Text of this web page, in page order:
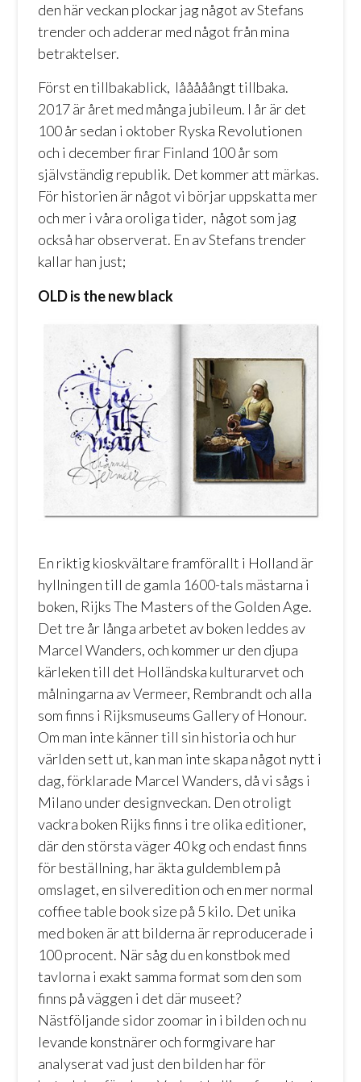
den här veckan plockar jag något av Stefans
trender och adderar med något från mina
betraktelser.
Först en tillbakablick, lååååångt tillbaka.
2017 är året med många jubileum. I år är det
100 år sedan i oktober Ryska Revolutionen
och i december firar Finland 100 år som
självständig republik. Det kommer att märkas.
För historien är något vi börjar uppskatta mer
och mer i våra oroliga tider, något som jag
också har observerat. En av Stefans trender
kallar han just;
OLD is the new black
En riktig kioskvältare framförallt i Holland är
hyllningen till de gamla 1600-tals mästarna i
boken, Rijks The Masters of the Golden Age.
Det tre år långa arbetet av boken leddes av
Marcel Wanders, och kommer ur den djupa
kärleken till det Holländska kulturarvet och
målningarna av Vermeer, Rembrandt och alla
som finns i Rijksmuseums Gallery of Honour.
Om man inte känner till sin historia och hur
världen sett ut, kan man inte skapa något nytt i
dag, förklarade Marcel Wanders, då vi sågs i
Milano under designveckan. Den otroligt
vackra boken Rijks finns i tre olika editioner,
där den största väger 40 kg och endast finns
för beställning, har äkta guldemblem på
omslaget, en silveredition och en mer normal
coffiee table book size på 5 kilo. Det unika
med boken är att bilderna är reproducerade i
100 procent. När såg du en konstbok med
tavlorna i exakt samma format som den som
finns på väggen i det där museet?
Nästföljande sidor zoomar in i bilden och nu
levande konstnärer och formgivare har
analyserat vad just den bilden har för